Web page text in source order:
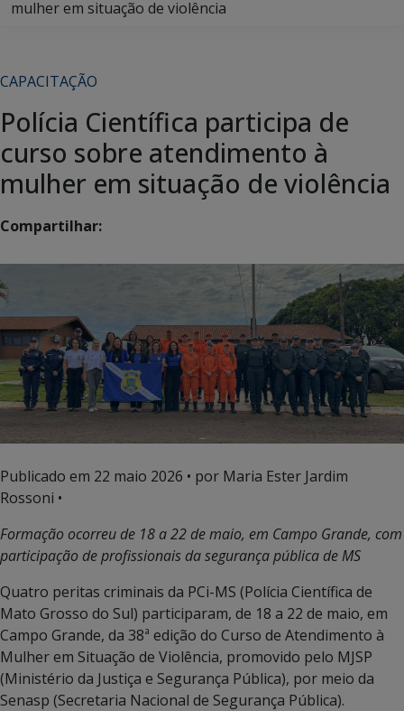
mulher em situação de violência
CAPACITAÇÃO
Polícia Científica participa de
curso sobre atendimento à
mulher em situação de violência
Compartilhar:
Publicado em 22 maio 2026 • por Maria Ester Jardim
Rossoni •
Formação ocorreu de 18 a 22 de maio, em Campo Grande, com
participação de profissionais da segurança pública de MS
Quatro peritas criminais da PCi-MS (Polícia Científica de
Mato Grosso do Sul) participaram, de 18 a 22 de maio, em
Campo Grande, da 38ª edição do Curso de Atendimento à
Mulher em Situação de Violência, promovido pelo MJSP
(Ministério da Justiça e Segurança Pública), por meio da
Senasp (Secretaria Nacional de Segurança Pública).